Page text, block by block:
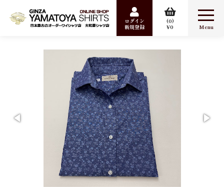
ログイン
新規登録
0
0
カジュアルシャツ